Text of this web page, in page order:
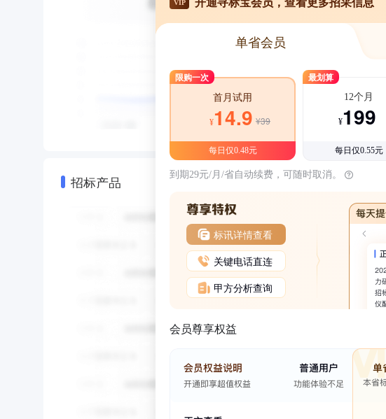
招标产品
VIP 开通寻标宝会员，查看更多招采信息
单省会员
限购一次
首月试用
¥14.9 ¥39
每日仅0.48元
最划算
12个月
¥199
每日仅0.55元
到期29元/月/省自动续费，可随时取消。
标讯详情查看
关键电话直连
甲方分析查询
会员尊享权益